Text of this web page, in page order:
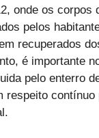
onde os corpos
pelos
recuperados
é importante
pelo enterro
respeito contínuo